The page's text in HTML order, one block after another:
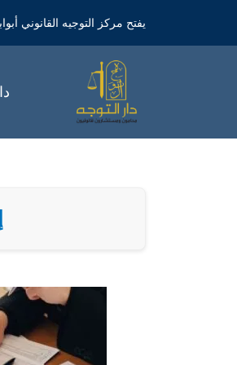
يفتح مركز التوجيه القانوني أبوابه من